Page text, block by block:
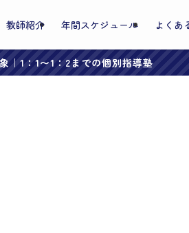
教師紹介 年間スケジュール よくあ
｜1：1〜1：2までの個別指導塾